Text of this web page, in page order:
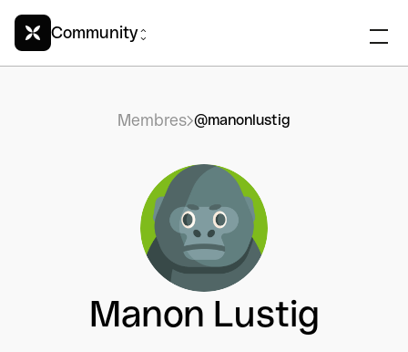
Community
Membres @manonlustig
Manon Lustig